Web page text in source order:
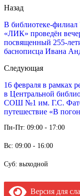
Назад
В библиотеке-филиал
«ЛИК» проведён
посвященный 255-
баснописца Ивана
Следующая
16 февраля в рамках
в Центральной
СОШ №1 им. Г.С.
путешествие «В
Пн-Пт: 09:00 - 17:00
Вс: 09:00 - 16:00
Суб: выходной
Версия для